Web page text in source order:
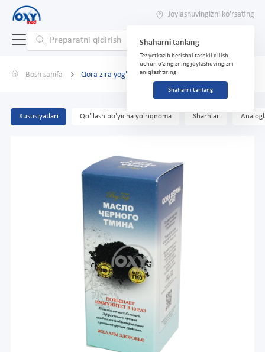
Joylashuvingizni ko'rsating
Shaharni tanlang
Tez yetkazib berishni tashkil qilish
uchun o'zingizning joylashuvingizni
aniqlashtiring
Shaharni tanlang
Bosh sahifa Qora zira yog'i 25 ml
Xususiyatlari Qo'llash bo'yicha yo'riqnoma Sharhlar